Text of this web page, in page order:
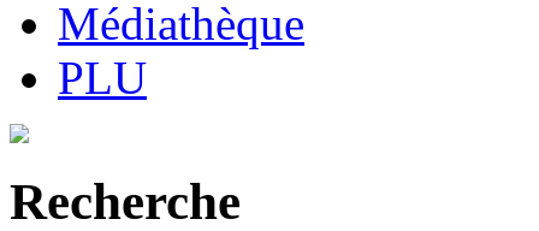
Médiathèque
PLU
Recherche